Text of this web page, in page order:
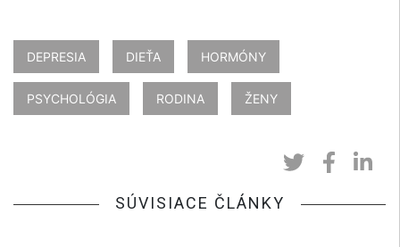
DEPRESIA DIEŤA HORMÓNY
PSYCHOLÓGIA RODINA ŽENY
SÚVISIACE ČLÁNKY